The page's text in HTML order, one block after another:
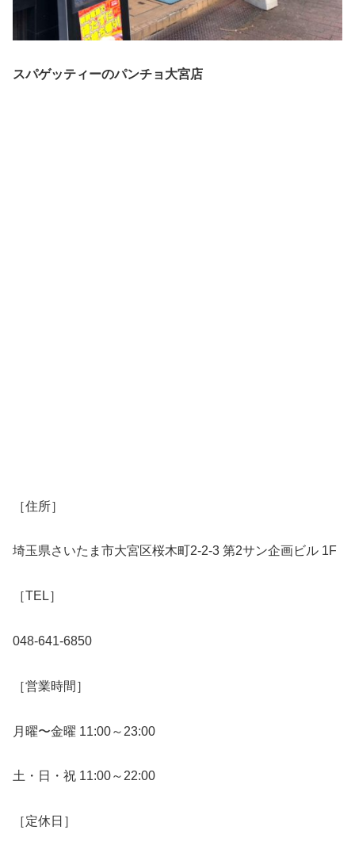
スパゲッティーのパンチョ大宮店
［住所］
埼玉県さいたま市大宮区桜木町2-2-3 第2サン企画ビル 1F
［TEL］
048-641-6850
［営業時間］
月曜〜金曜 11:00～23:00
土・日・祝 11:00～22:00
［定休日］